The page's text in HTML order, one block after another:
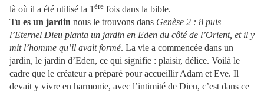
là où il a été utilisé la 1 ère fois dans la bible.
Tu es un jardin nous le trouvons dans Genèse 2 : 8 puis
l’Eternel Dieu planta un jardin en Eden du côté de l’Orient, et il y
mit l’homme qu’il avait formé. La vie a commencée dans un
jardin, le jardin d’Eden, ce qui signifie : plaisir, délice. Voilà le
cadre que le créateur a préparé pour accueillir Adam et Eve. Il
devait y vivre en harmonie, avec l’intimité de Dieu, c’est dans ce